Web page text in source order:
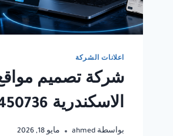
اعلانات الشركة
شركة تصميم
الاسكندرية 01062450736
بواسطة ahmed مايو 18, 2026